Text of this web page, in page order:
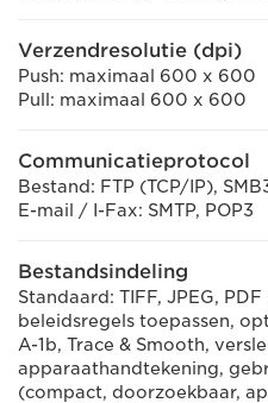
Verzendresolutie (dpi)
Push: maximaal 600 x 600
Pull: maximaal 600 x 600
Communicatieprotocol
Bestand: FTP (TCP/IP),
E-mail / I-Fax: SMTP, POP3
Bestandsindeling
Standaard: TIFF, JPEG,
beleidsregels toepassen,
A-1b, Trace & Smooth,
apparaathandtekening,
(compact, doorzoekbaar,